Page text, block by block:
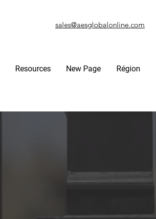
sales@aesglobalonline.com
Resources New Page Région